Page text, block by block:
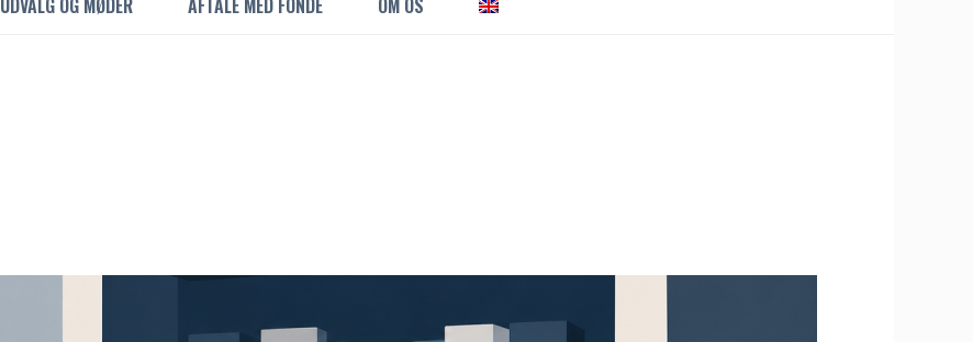
UDVALG OG MØDER AFTALE MED FONDE OM OS